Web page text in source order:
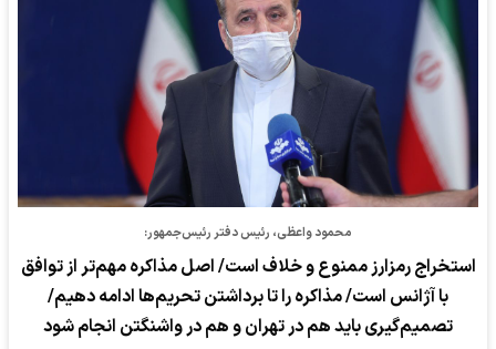
محمود واعظی، رئیس دفتر رئیس‌جمهور:
استخراج رمزارز ممنوع و خلاف است/ اصل مذاکره مهم‌تر از توافق
با آژانس است/ مذاکره را تا برداشتن تحریم‌ها ادامه دهیم/
تصمیم‌گیری باید هم در تهران و هم در واشنگتن انجام شود